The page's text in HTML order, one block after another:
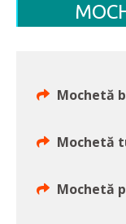
Mochetă
Mochetă
Mochetă